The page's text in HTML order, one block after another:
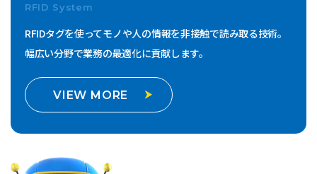
RFID System
RFIDタグを使ってモノや人の情報を非接触で読み取る技術。
幅広い分野で業務の最適化に貢献します。
VIEW MORE